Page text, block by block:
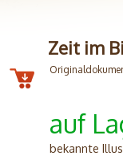
Zeit im
auf
bekannte